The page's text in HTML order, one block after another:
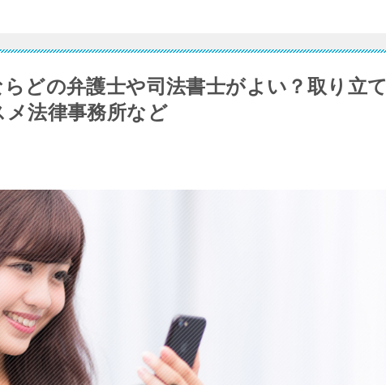
どの弁護士や司法書士がよい？取り立て
法律事務所など